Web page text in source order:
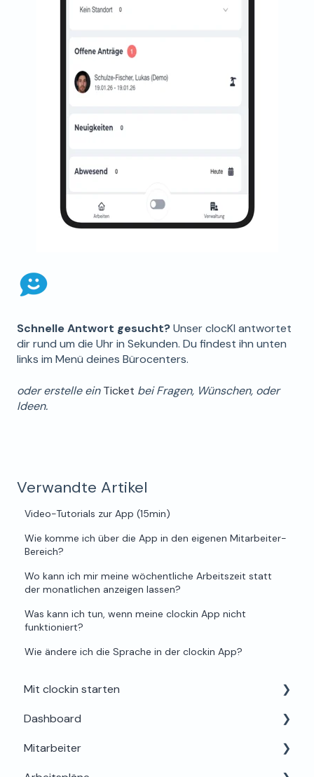
Schnelle Antwort gesucht?Unser clocKI antwortet
dir rund um die Uhr in Sekunden. Du findest ihn unten
links im Menü deines Bürocenters.
oder erstelle einTicket bei Fragen, Wünschen, oder
Ideen.
Verwandte Artikel
Video-Tutorials zur App (15min)
Wie komme ich über die App in den eigenen Mitarbeiter-
Bereich?
Wo kann ich mir meine wöchentliche Arbeitszeit statt
der monatlichen anzeigen lassen?
Was kann ich tun, wenn meine clockin App nicht
funktioniert?
Wie ändere ich die Sprache in der clockin App?
Mit clockin starten
Einrichtung für Admins
Alles rund um Testphase, Buchung & Lizenzen
Dashboard
Dein Profil
Mitarbeiter